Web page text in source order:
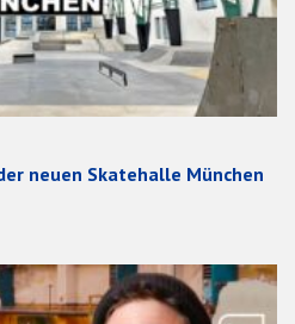
neuen Skatehalle München